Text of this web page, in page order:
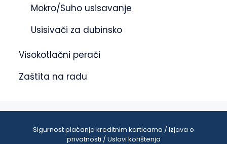
Mokro/Suho usisavanje
Usisivači za dubinsko
Visokotlačni perači
Zaštita na radu
Sigurnost plaćanja kreditnim karticama / Izjava o
privatnosti / Uslovi korištenja